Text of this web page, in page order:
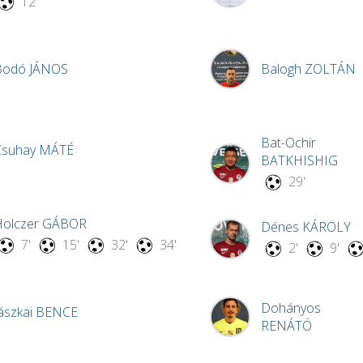
JÁNOS
MÁTÉ
GÁBOR
7'
15' 32' 34'
BENCE
Balogh ZOLTÁN
Bat-Ochir
BATKHISHIG
29'
Dénes KÁROLY
2'
9'
Dohányos
RENÁTÓ